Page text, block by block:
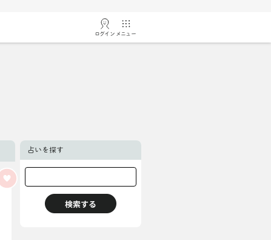
ログイン メニュー
占いを探す